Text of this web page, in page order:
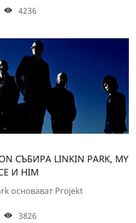
4236
СЪБИРА LINKIN PARK, MY
И HIM
основават Projekt
3826